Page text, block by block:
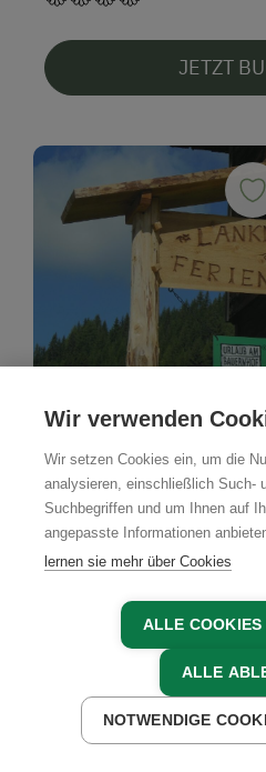
JETZT
Almhütte
Ferienhütten
Murau, Murau, Steiermark
JETZT
Wir verwenden
Wir setzen Cookies ein, um die
analysieren, einschließlich Such-
Suchbegriffen und um Ihnen auf
angepasste Informationen
lernen sie mehr über Cookies
ALLE COOKIES
ALLE
NOTWENDIGE